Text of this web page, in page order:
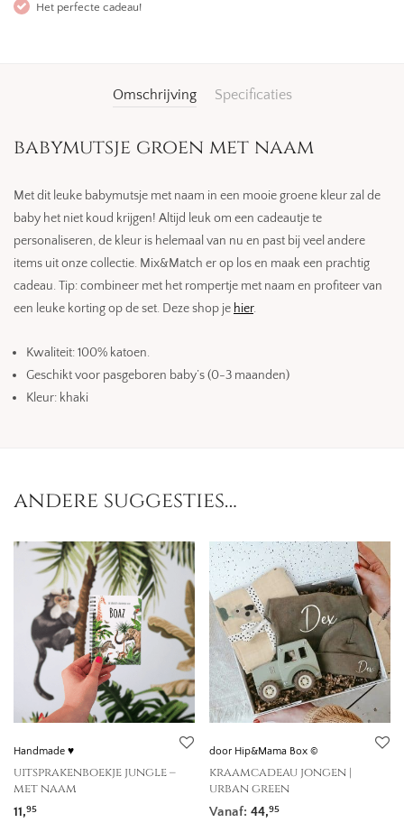
Het perfecte cadeau!
Omschrijving Specificaties
babymutsje groen met naam
Met dit leuke babymutsje met naam in een mooie groene kleur zal de
baby het niet koud krijgen! Altijd leuk om een cadeautje te
personaliseren, de kleur is helemaal van nu en past bij veel andere
items uit onze collectie. Mix&Match er op los en maak een prachtig
cadeau. Tip: combineer met het rompertje met naam en profiteer van
een leuke korting op de set. Deze shop je hier.
Kwaliteit: 100% katoen.
Geschikt voor pasgeboren baby’s (0-3 maanden)
Kleur: khaki
andere suggesties…
Handmade ♥
uitsprakenboekje jungle –
met naam
11,95
door Hip&Mama Box ©
kraamcadeau jongen |
urban green
Vanaf: 44,95